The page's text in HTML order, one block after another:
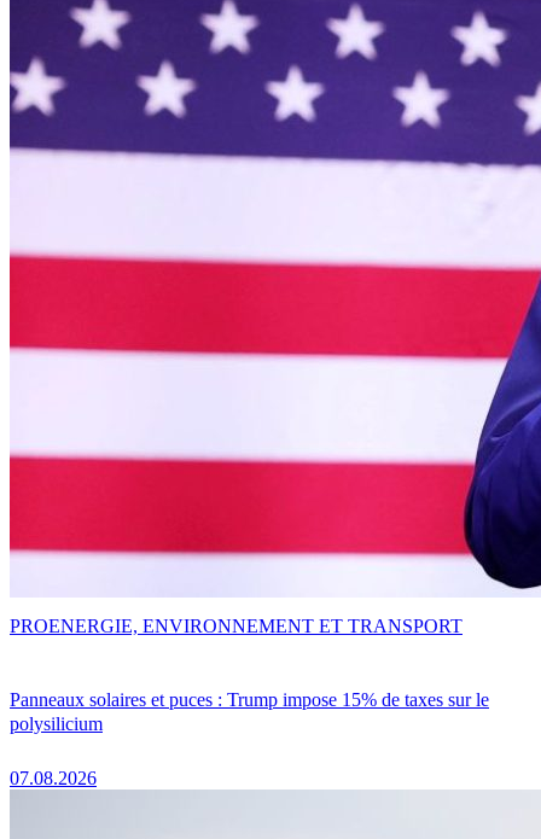
Panneaux solaires et puces : Trump impose 15% de taxes sur le
polysilicium
07.08.2026
PROENERGIE, ENVIRONNEMENT ET TRANSPORT